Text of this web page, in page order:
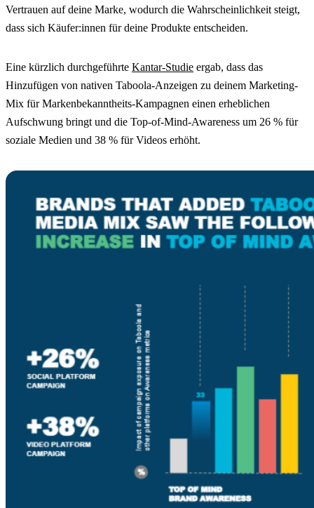
Vertrauen auf deine Marke, wodurch die Wahrscheinlichkeit steigt,
dass sich Käufer:innen für deine Produkte entscheiden.
Eine kürzlich durchgeführte Kantar-Studie ergab, dass das
Hinzufügen von nativen Taboola-Anzeigen zu deinem Marketing-
Mix für Markenbekanntheits-Kampagnen einen erheblichen
Aufschwung bringt und die Top-of-Mind-Awareness um 26 % für
soziale Medien und 38 % für Videos erhöht.